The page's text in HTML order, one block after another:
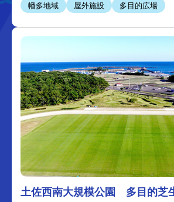
幡多地域 屋外施設 多目的広場
土佐西南大規模公園 多目的芝